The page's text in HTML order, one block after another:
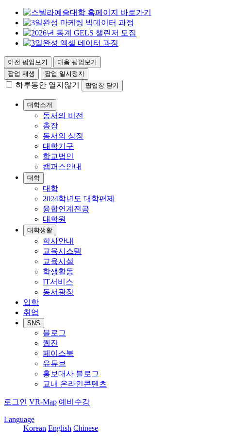
이전 팝업보기
다음 팝업보기
팝업 재생
팝업 일시정지
하루동안 열지않기 팝업창 닫기
대학소개
동서의 비전
총장
동서의 상징
대학기구
학교법인
캠퍼스안내
대학
대학
2024학년도 대학편제
융합연계전공
대학원
대학생활
학사안내
교육시스템
교육시설
학생활동
IT서비스
동서광장
입학
취업
SNS
블로그
웹진
페이스북
유튜브
홍보대사 블로그
교내 온라인콘텐츠
로그인 VR-Map 예비수강
Language
Korean English Chinese